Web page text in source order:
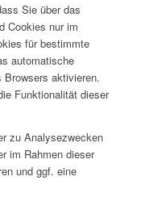
Sie über das
Cookies nur im
für bestimmte
automatische
aktivieren.
Funktionalität dieser
zu Analysezwecken
im Rahmen dieser
und ggf. eine